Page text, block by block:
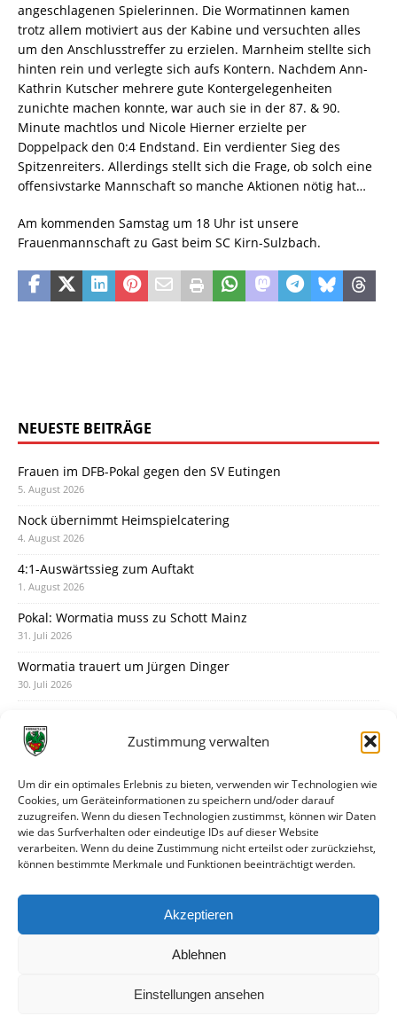
Zustimmung verwalten
Um dir ein optimales Erlebnis zu bieten, verwenden wir Technologien wie
Cookies, um Geräteinformationen zu speichern und/oder darauf
zuzugreifen. Wenn du diesen Technologien zustimmst, können wir Daten
wie das Surfverhalten oder eindeutige IDs auf dieser Website
verarbeiten. Wenn du deine Zustimmung nicht erteilst oder zurückziehst,
können bestimmte Merkmale und Funktionen beeinträchtigt werden.
Akzeptieren
Ablehnen
Einstellungen ansehen
angeschlagenen Spielerinnen. Die Wormatinnen kamen
trotz allem motiviert aus der Kabine und versuchten alles
um den Anschlusstreffer zu erzielen. Marnheim stellte sich
hinten rein und verlegte sich aufs Kontern. Nachdem Ann-
Kathrin Kutscher mehrere gute Kontergelegenheiten
zunichte machen konnte, war auch sie in der 87. & 90.
Minute machtlos und Nicole Hierner erzielte per
Doppelpack den 0:4 Endstand. Ein verdienter Sieg des
Spitzenreiters. Allerdings stellt sich die Frage, ob solch eine
offensivstarke Mannschaft so manche Aktionen nötig hat…
Am kommenden Samstag um 18 Uhr ist unsere
Frauenmannschaft zu Gast beim SC Kirn-Sulzbach.
NEUESTE BEITRÄGE
Frauen im DFB-Pokal gegen den SV Eutingen
5. August 2026
Nock übernimmt Heimspielcatering
4. August 2026
4:1-Auswärtssieg zum Auftakt
1. August 2026
Pokal: Wormatia muss zu Schott Mainz
31. Juli 2026
Wormatia trauert um Jürgen Dinger
30. Juli 2026
28. Juli 2026
28. Juli 2026
Neue Podcast-Folge: So tickt Björn!
27. Juli 2026
Eindrücke vom Stadionfest
Unterhaltsamer Abschlusstest mit später Niederlage
25. Juli 2026